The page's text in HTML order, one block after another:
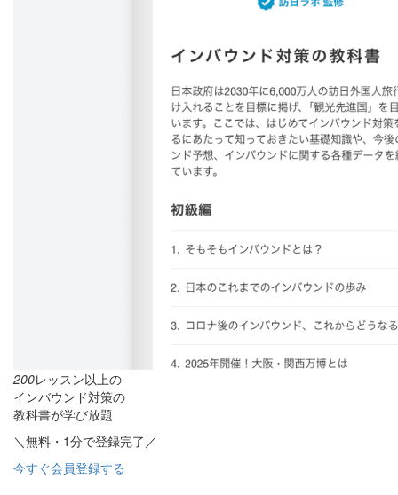
200レッスン以上の
インバウンド対策の
教科書が学び放題
＼無料・1分で登録完了／
今すぐ会員登録する